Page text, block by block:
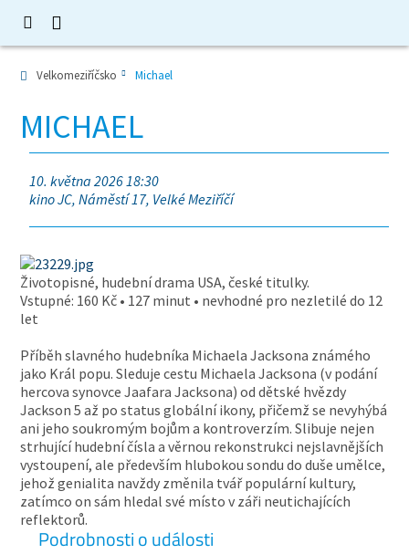
Velkomeziříčsko Michael
MICHAEL
10. května 2026 18:30
kino JC, Náměstí 17, Velké Meziříčí
Životopisné, hudební drama USA, české titulky.
Vstupné: 160 Kč • 127 minut • nevhodné pro nezletilé do 12
let
Příběh slavného hudebníka Michaela Jacksona známého
jako Král popu. Sleduje cestu Michaela Jacksona (v podání
hercova synovce Jaafara Jacksona) od dětské hvězdy
Jackson 5 až po status globální ikony, přičemž se nevyhýbá
ani jeho soukromým bojům a kontroverzím. Slibuje nejen
strhující hudební čísla a věrnou rekonstrukci nejslavnějších
vystoupení, ale především hlubokou sondu do duše umělce,
jehož genialita navždy změnila tvář populární kultury,
zatímco on sám hledal své místo v záři neutichajících
reflektorů.
Podrobnosti o události